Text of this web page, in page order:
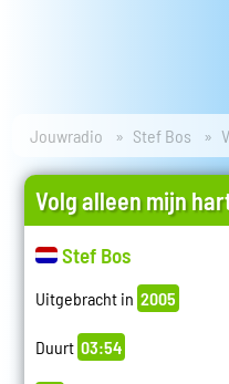
Jouwradio Stef Bos
Volg alleen mijn
Stef Bos
Uitgebracht in 2005
Duurt 03:54